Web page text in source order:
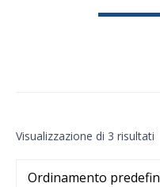
Visualizzazione di 3 risultati